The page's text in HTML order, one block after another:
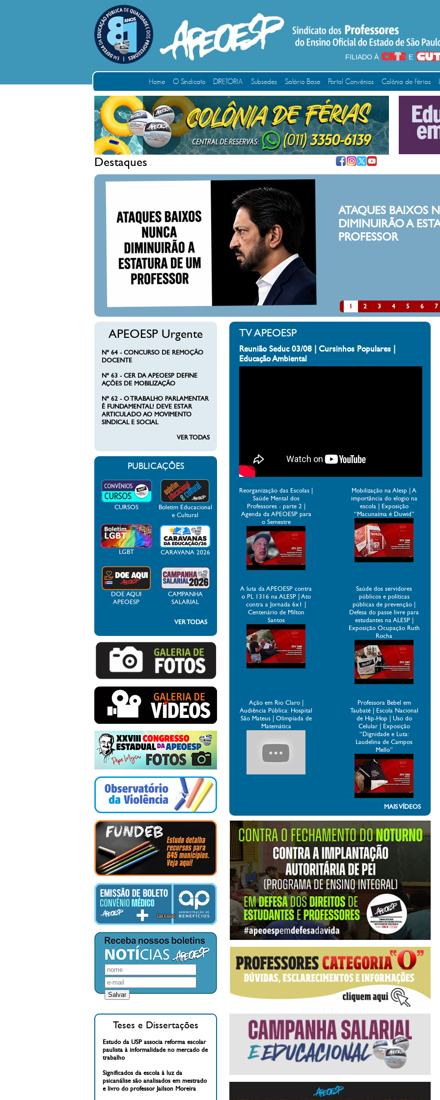
FILIADO À E
Home O Sindicato DIRETORIA Subsedes Salário Base Portal Convênios Colônia de Férias
Destaques
1 2 3 4 5 6 7
ATAQUES BAIXOS NUNCA
DIMINUIRÃO A ESTATURA DE UM
PROFESSOR
APEOESP Urgente
Nº 64 - CONCURSO DE REMOÇÃO
DOCENTE
Nº 63 - CER DA APEOESP DEFINE
AÇÕES DE MOBILIZAÇÃO
Nº 62 - O TRABALHO PARLAMENTAR
É FUNDAMENTAL! DEVE ESTAR
ARTICULADO AO MOVIMENTO
SINDICAL E SOCIAL
VER TODAS
PUBLICAÇÕES
CURSOS
Boletim Educacional
e Cultural
LGBT CARAVANA 2026
DOE AQUI
APEOESP
CAMPANHA
SALARIAL
VER TODAS
Teses e Dissertações
Estudo da USP associa reforma escolar
paulista à informalidade no mercado de
trabalho
Significados da escola à luz da
psicanálise são analisados em mestrado
e livro do professor Jailson Moreira
TV APEOESP
Reunião Seduc 03/08 | Cursinhos Populares |
Educação Ambiental
Reorganização das Escolas |
Saúde Mental dos
Professores - parte 2 |
Agenda da APEOESP para
o Semestre
Mobilização na Alesp | A
importância do elogio na
escola | Exposição
“Macunaíma é Duwid”
A luta da APEOESP contra
o PL 1316 na ALESP | Ato
contra a Jornada 6x1 |
Centenário de Milton
Santos
Saúde dos servidores
públicos e políticas
públicas de prevenção |
Defesa do passe livre para
estudantes na ALESP |
Exposição Ocupação Ruth
Rocha
Ação em Rio Claro |
Audiência Pública: Hospital
São Mateus | Olimpíada de
Matemática
Professora Bebel em
Taubaté | Escola Nacional
de Hip-Hop | Uso do
Celular | Exposição
“Dignidade e Luta:
Laudelina de Campos
Mello”
MAIS VÍDEOS